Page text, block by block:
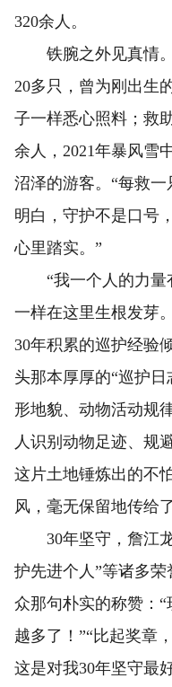
320余人。
铁腕之外见真情。
20多只，曾为刚出生
子一样悉心照料；救
余人，2021年暴风雪
沼泽的游客。“每救
明白，守护不是口号
心里踏实。”
“我一个人的力量
一样在这里生根发芽
30年积累的巡护经验
头那本厚厚的“巡护
形地貌、动物活动规
人识别动物足迹、规
这片土地锤炼出的不
风，毫无保留地传给
30年坚守，詹江龙
护先进个人”等诸多
众那句朴实的称赞：
越多了！”“比起奖章
这是对我30年坚守最